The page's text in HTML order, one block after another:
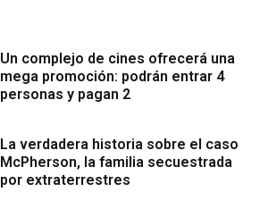
Un complejo de cines ofrecerá una
mega promoción: podrán entrar 4
personas y pagan 2
La verdadera historia sobre el caso
McPherson, la familia secuestrada
por extraterrestres